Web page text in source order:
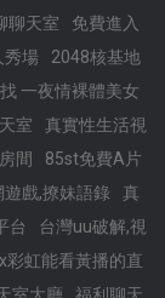
聊天室
免費進入
秀場
2048核基地
一夜情裸體美女
室
真實性生活視
間
85st免費A片
遊戲,撩妹語錄
真
台
台灣uu破解,視
彩虹能看黃播的直